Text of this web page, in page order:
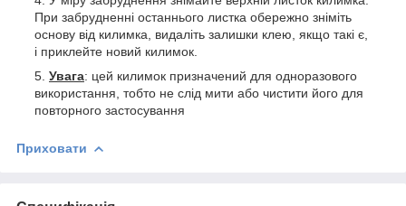
При забрудненні останнього листка обережно зніміть
основу від килимка, видаліть залишки клею, якщо такі є,
і приклейте новий килимок.
Увага: цей килимок призначений для одноразового
використання, тобто не слід мити або чистити його для
повторного застосування
Приховати